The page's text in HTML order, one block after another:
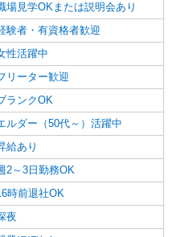
240,000〜400,000円 ・基本
円 ・資格手当：10,000〜
当：10,000〜70,000円 ・処遇改
60,000円（勤続年数、保有資格
定残業手当：20,000円（10時
間を超過する場合には超過勤務
給 ・夜勤手当：10,000円/1回
格をお持ちの方
基礎研修 ・初任者研修 ・実務
士 など
保土ヶ谷区
詳細を見る
）/MD14
イサービス、サービス付き
グループホームなど様々な勤
。〜1800円（資格・経験によ
1800〜2000円（資格・経験によ
※日
区 【最寄駅】 ◆相鉄
場見学OKまたは説明会あり
験者・有資格者歓迎
性活躍中
リーター歓迎
ランクOK
ルダー（50代～）活躍中
給あり
2～3日勤務OK
時前退社OK
夜